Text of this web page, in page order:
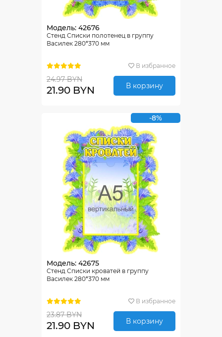
Модель: 42676
Стенд Списки полотенец в группу
Василек 280*370 мм
В избранное
24.97 BYN
21.90 BYN В корзину
-8%
Модель: 42675
Стенд Списки кроватей в группу
Василек 280*370 мм
В избранное
23.87 BYN
21.90 BYN В корзину